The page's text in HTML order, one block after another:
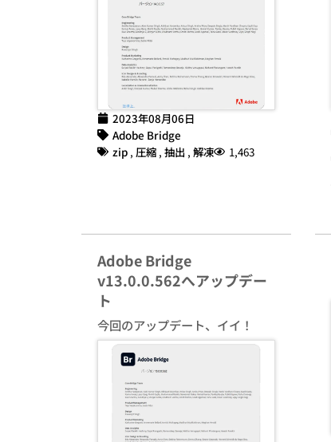
2023年08月06日
Adobe Bridge
zip , 圧縮 , 抽出 , 解凍 1,463
Adobe Bridge
v13.0.0.562へアップデー
ト
今回のアップデート、イイ！